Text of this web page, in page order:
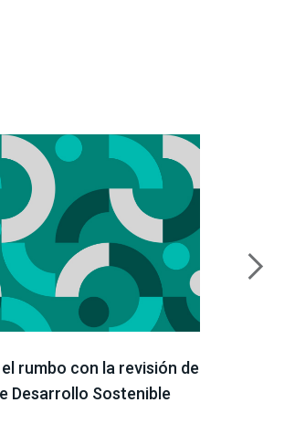
rumbo con la revisión de
Desarrollo Sostenible